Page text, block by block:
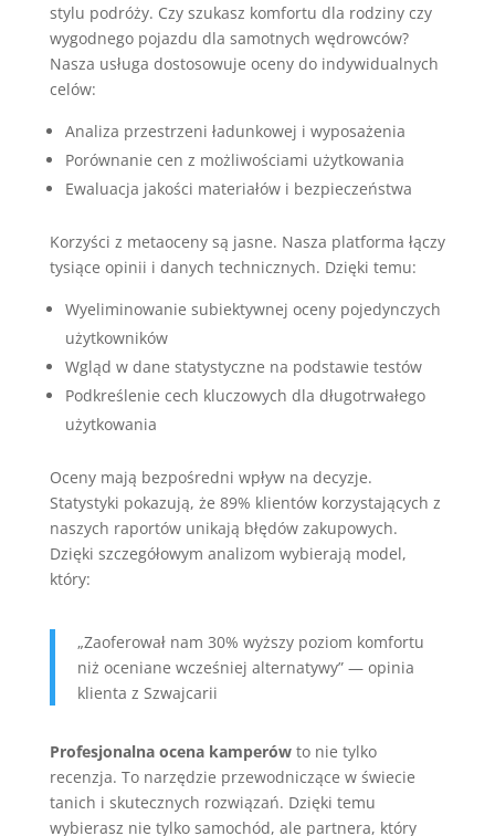
stylu podróży. Czy szukasz komfortu dla rodziny czy
wygodnego pojazdu dla samotnych wędrowców?
Nasza usługa dostosowuje oceny do indywidualnych
celów:
Analiza przestrzeni ładunkowej i wyposażenia
Porównanie cen z możliwościami użytkowania
Ewaluacja jakości materiałów i bezpieczeństwa
Korzyści z metaoceny są jasne. Nasza platforma łączy
tysiące opinii i danych technicznych. Dzięki temu:
Wyeliminowanie subiektywnej oceny pojedynczych
użytkowników
Wgląd w dane statystyczne na podstawie testów
Podkreślenie cech kluczowych dla długotrwałego
użytkowania
Oceny mają bezpośredni wpływ na decyzje.
Statystyki pokazują, że 89% klientów korzystających z
naszych raportów unikają błędów zakupowych.
Dzięki szczegółowym analizom wybierają model,
który:
„Zaoferował nam 30% wyższy poziom komfortu
niż oceniane wcześniej alternatywy” — opinia
klienta z Szwajcarii
Profesjonalna ocena kamperówto nie tylko
recenzja. To narzędzie przewodniczące w świecie
tanich i skutecznych rozwiązań. Dzięki temu
wybierasz nie tylko samochód, ale partnera, który